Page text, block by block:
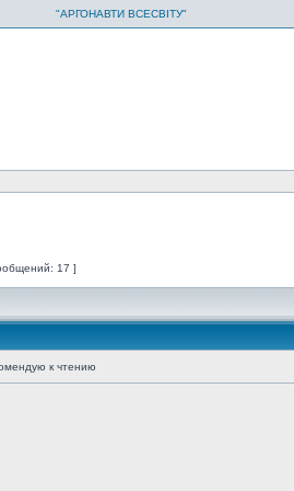
"АРГОНАВТИ ВСЕСВІТУ"
17 ]
к чтению